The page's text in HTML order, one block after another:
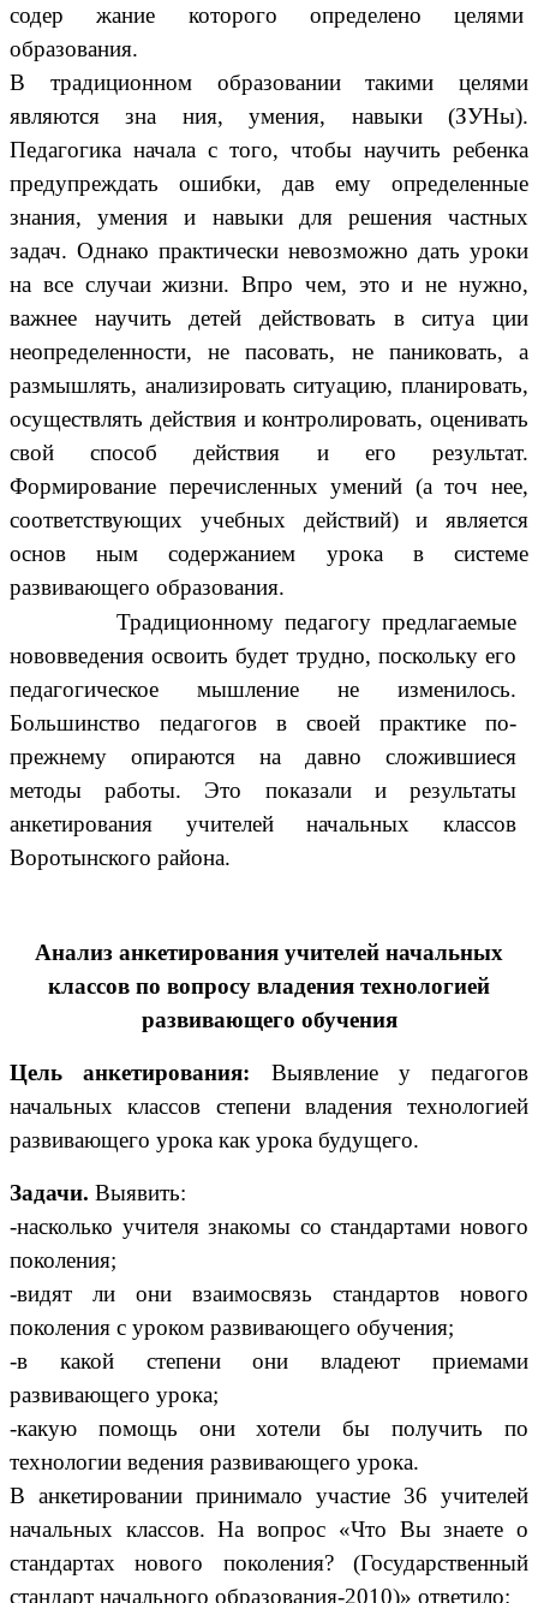
содер жание которого определено целями
образования.
В традиционном образовании такими целями
являются зна ния, умения, навыки (ЗУНы).
Педагогика начала с того, чтобы научить ребенка
предупреждать ошибки, дав ему определенные
знания, умения и навыки для решения частных
задач. Однако практически невозможно дать уроки
на все случаи жизни. Впро чем, это и не нужно,
важнее научить детей действовать в ситуа ции
неопределенности, не пасовать, не паниковать, а
размышлять, анализировать ситуацию, планировать,
осуществлять действия и контролировать, оценивать
свой способ действия и его результат.
Формирование перечисленных умений (а точ нее,
соответствующих учебных действий) и является
основ ным содержанием урока в системе
развивающего образования.
Традиционному педагогу предлагаемые
нововведения освоить будет трудно, поскольку его
педагогическое мышление не изменилось.
Большинство педагогов в своей практике по-
прежнему опираются на давно сложившиеся
методы работы. Это показали и результаты
анкетирования учителей начальных классов
Воротынского района.
Анализ анкетирования учителей начальных
классов по вопросу владения технологией
развивающего обучения
Цель анкетирования: Выявление у педагогов
начальных классов степени владения технологией
развивающего урока как урока будущего.
Задачи. Выявить:
-насколько учителя знакомы со стандартами нового
поколения;
-видят ли они взаимосвязь стандартов нового
поколения с уроком развивающего обучения;
-в какой степени они владеют приемами
развивающего урока;
-какую помощь они хотели бы получить по
технологии ведения развивающего урока.
В анкетировании принимало участие 36 учителей
начальных классов. На вопрос «Что Вы знаете о
стандартах нового поколения? (Государственный
стандарт начального образования-2010)» ответило: